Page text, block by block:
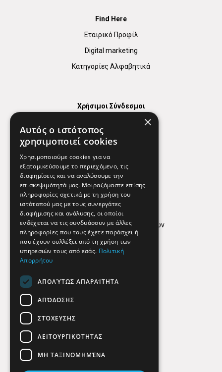
Find Here
Εταιρικό Προφίλ
Digital marketing
Κατηγορίες Αλφαβητικά
Χρήσιμοι Σύνδεσμοι
Χρήσιμα Τηλέφωνα
Εφημερεύοντα Φαρμακεία
Απόρρητο
Όροι Χρήσης
Πολιτική προστασίας δεδομένων
Findhere
Social Media
×
Αυτός ο ιστότοπος
χρησιμοποιεί cookies
Χρησιμοποιούμε cookies για να
εξατομικεύσουμε το περιεχόμενο, τις
διαφημίσεις και να αναλύσουμε την
επισκεψιμότητά μας. Μοιραζόμαστε επίσης
πληροφορίες σχετικά με τη χρήση του
ιστότοπού μας με τους συνεργάτες
διαφήμισης και ανάλυσης, οι οποίοι
ενδέχεται να τις συνδυάσουν με άλλες
πληροφορίες που τους έχετε παράσχει ή
που έχουν συλλέξει από τη χρήση των
υπηρεσιών τους από εσάς. Πολιτική
Απορρήτου
ΑΠΟΛΎΤΩΣ ΑΠΑΡΑΊΤΗΤΑ
ΑΠΌΔΟΣΗΣ
ΣΤΌΧΕΥΣΗΣ
ΛΕΙΤΟΥΡΓΙΚΌΤΗΤΑΣ
ΜΗ ΤΑΞΙΝΟΜΗΜΈΝΑ